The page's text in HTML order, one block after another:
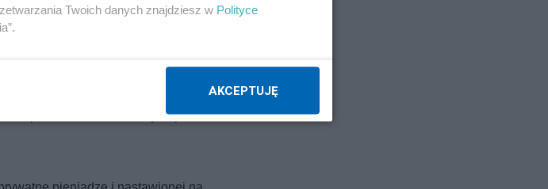
– bo może się nastawiać
kiedyś oznaczało sferę
manipulowaniu newsami. Nie
powtarzać, że ziemia jest płaska
Twoich danych znajdziesz w Polityce
AKCEPTUJĘ